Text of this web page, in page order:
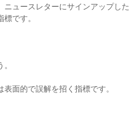
ュースレターにサインアップした
です。
面的で誤解を招く指標です。